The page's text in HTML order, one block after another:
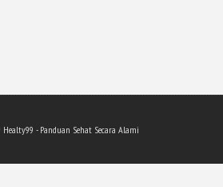
Healty99 - Panduan Sehat Secara Alami